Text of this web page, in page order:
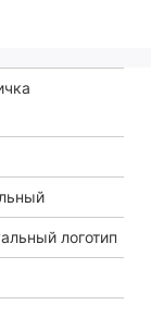
логотип